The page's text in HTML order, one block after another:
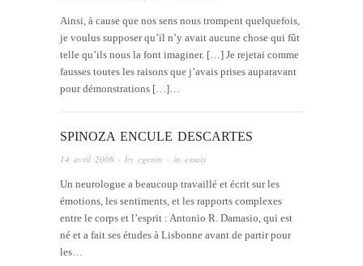
Ainsi, à cause que nos sens nous trompent quelquefois,
je voulus supposer qu’il n’y avait aucune chose qui fût
telle qu’ils nous la font imaginer. […] Je rejetai comme
fausses toutes les raisons que j’avais prises auparavant
pour démonstrations […]…
SPINOZA ENCULE DESCARTES
14 avril 2006 · by cgenin · in essais
Un neurologue a beaucoup travaillé et écrit sur les
émotions, les sentiments, et les rapports complexes
entre le corps et l’esprit : Antonio R. Damasio, qui est
né et a fait ses études à Lisbonne avant de partir pour
les…